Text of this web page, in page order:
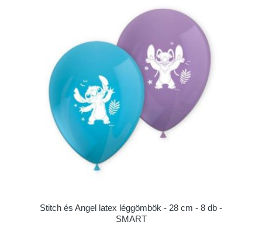
Stitch és Angel latex léggömbök - 28 cm - 8 db -
SMART